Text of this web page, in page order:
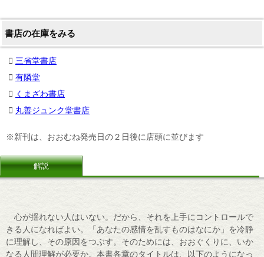
書店の在庫をみる
三省堂書店
有隣堂
くまざわ書店
丸善ジュンク堂書店
※新刊は、おおむね発売日の２日後に店頭に並びます
解説
心が揺れない人はいない。だから、それを上手にコントロールで
きる人になればよい。「あなたの感情を乱すものはなにか」を冷静
に理解し、その原因をつぶす。そのためには、おおぐくりに、いか
なる人間理解が必要か。本書各章のタイトルは、以下のようになっ